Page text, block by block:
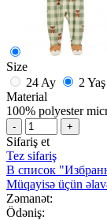
Size
24 Ay
2 Yaş
Material
100% polyester
- +
Sifariş et
Tez sifariş
В список
Müqayisə üçün
Zəmanət:
Ödəniş: